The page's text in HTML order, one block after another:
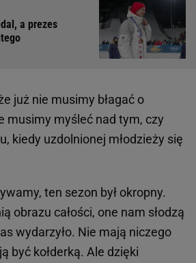
a prezes
już nie musimy błagać o
musimy myśleć nad tym, czy
kiedy uzdolnionej młodzieży się
ten sezon był okropny.
obrazu całości, one nam słodzą
wydarzyło. Nie mają niczego
być kołderką. Ale dzięki